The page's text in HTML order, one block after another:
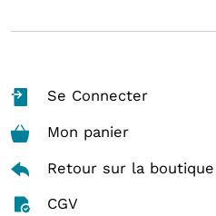
Se Connecter
Mon panier
Retour sur la boutique
CGV